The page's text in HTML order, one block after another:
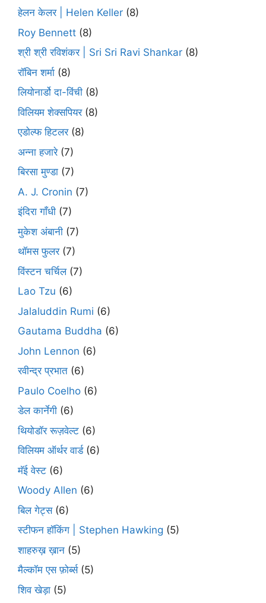
हेलन केलर | Helen Keller (8)
Roy Bennett (8)
श्री श्री रविशंकर | Sri Sri Ravi Shankar (8)
रॉबिन शर्मा (8)
लियोनार्डो दा-विंची (8)
विलियम शेक्सपियर(8)
एडोल्फ हिटलर(8)
अन्ना हजारे(7)
बिरसा मुण्डा (7)
A. J. Cronin (7)
इंदिरा गाँधी (7)
मुकेश अंबानी (7)
थॉमस फुलर(7)
विंस्टन चर्चिल(7)
Lao Tzu (6)
Jalaluddin Rumi (6)
Gautama Buddha (6)
John Lennon (6)
रवीन्द्र प्रभात (6)
Paulo Coelho (6)
डेल कार्नेगी (6)
थियोडॉर रूज़वेल्ट (6)
विलियम ऑर्थर वार्ड(6)
मॅई वेस्ट (6)
Woody Allen (6)
बिल गेट्स(6)
स्टीफन हॉकिंग | Stephen Hawking (5)
शाहरुख़ ख़ान (5)
मैल्कॉम एस फ़ोर्ब्स(5)
शिव खेड़ा (5)